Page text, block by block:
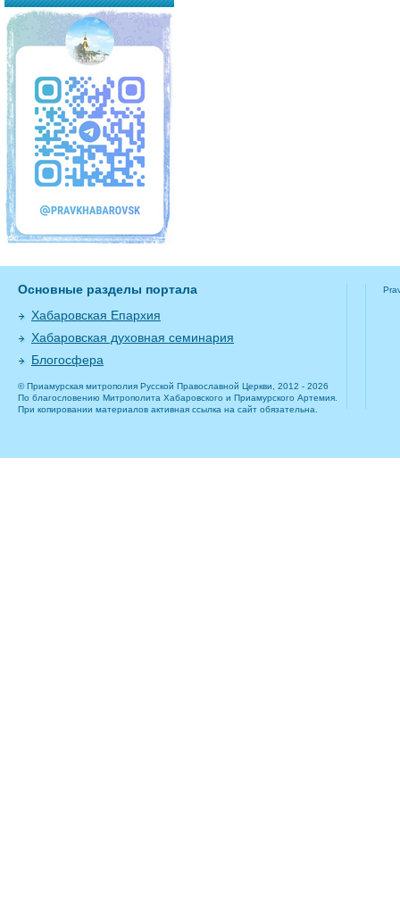
Основные разделы портала
Хабаровская Епархия
Хабаровская духовная семинария
Блогосфера
© Приамурская митрополия Русской Православной Церкви, 2012 - 2026
По благословению Митрополита Хабаровского и Приамурского Артемия.
При копировании материалов активная ссылка на сайт обязательна.